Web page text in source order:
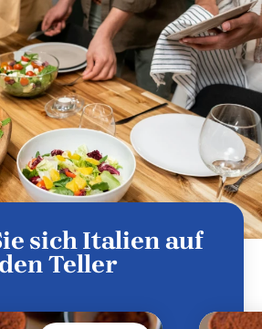
sich Italien auf
den Teller